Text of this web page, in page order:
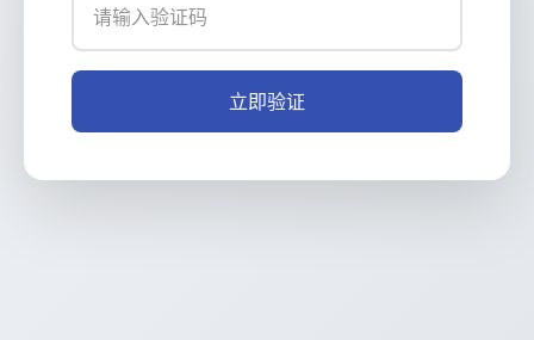
立即验证